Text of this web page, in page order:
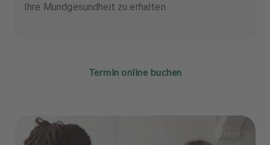
Ihre Mundgesundheit zu erhalten.
Termin online buchen